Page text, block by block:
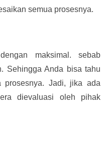
semua prosesnya.
maksimal. sebab
Sehingga Anda bisa tahu
prosesnya. Jadi, jika ada
dievaluasi oleh pihak